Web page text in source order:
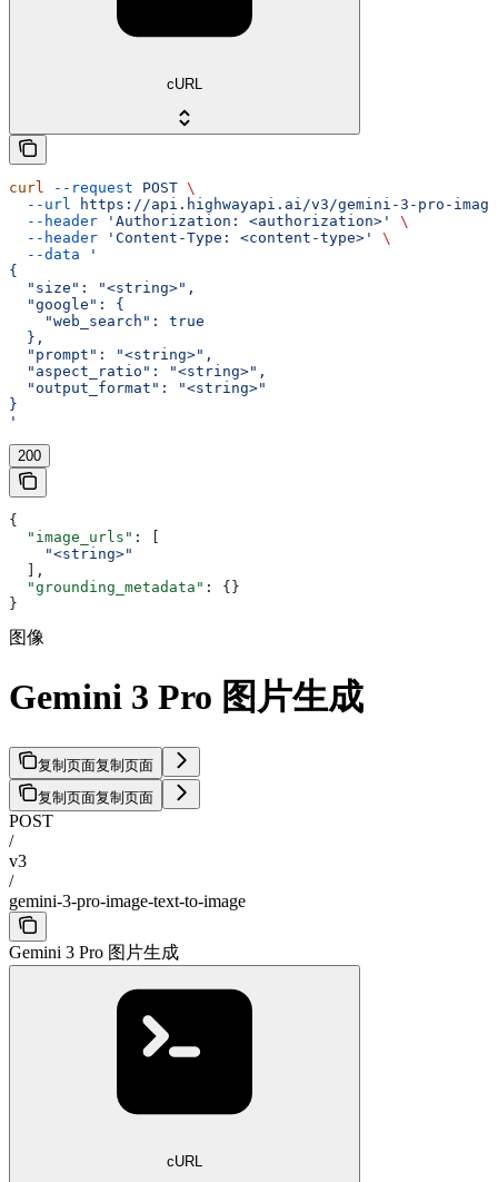
cURL
curl --request POST \
  --url
https://api.highwayapi.ai/v3/gemini-3-pro-
  --header
'Authorization: <authorization>'
\
  --header
'Content-Type: <content-type>'
\
  --data
'
{
  "size": "<string>",
  "google": {
    "web_search": true
  },
  "prompt": "<string>",
  "aspect_ratio": "<string>",
  "output_format": "<string>"
}
'
200
{
  "image_urls"
: [
    "<string>"
  ],
  "grounding_metadata"
: {}
}
图像
Gemini 3 Pro 图片生成
复制页面复制页面
复制页面复制页面
POST
/
v3
/
gemini-3-pro-image-text-to-image
Gemini 3 Pro 图片生成
cURL